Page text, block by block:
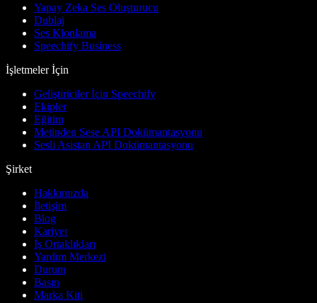
Yapay Zeka Ses Oluşturucu
Dublaj
Ses Klonlama
Speechify Business
İşletmeler İçin
Geliştiriciler İçin Speechify
Ekipler
Eğitim
Metinden Sese API Dokümantasyonu
Sesli Asistan API Dokümantasyonu
Şirket
Hakkımızda
İletişim
Blog
Kariyer
İş Ortaklıkları
Yardım Merkezi
Durum
Basın
Marka Kiti